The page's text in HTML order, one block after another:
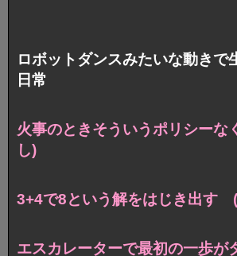
ロボットダンスみたいな動きで
日常
火事のときそういうポリシー
し)
3+4で8という解をはじき出す
エスカレーターで最初の一歩が